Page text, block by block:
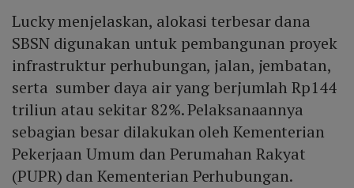
Lucky menjelaskan, alokasi terbesar dana
SBSN digunakan untuk pembangunan proyek
infrastruktur perhubungan, jalan, jembatan,
serta sumber daya air yang berjumlah Rp144
triliun atau sekitar 82%. Pelaksanaannya
sebagian besar dilakukan oleh Kementerian
Pekerjaan Umum dan Perumahan Rakyat
(PUPR) dan Kementerian Perhubungan.